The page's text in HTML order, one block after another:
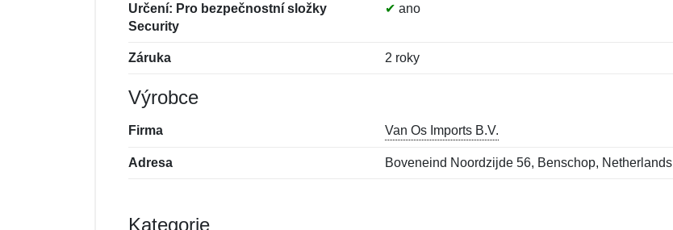
Určení: Pro bezpečnostní složky
Security
✔ ano
Záruka 2 roky
Výrobce
Firma Van Os Imports B.V.
Adresa Boveneind Noordzijde 56, Benschop, Netherlands
Kategorie